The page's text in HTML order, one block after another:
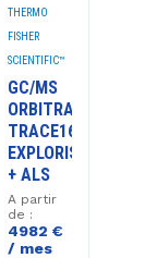
THERMO
FISHER
SCIENTIFIC™
GC/MS
ORBITRAP
TRACE1610/
EXPLORIS
+ ALS
A partir
de :
4982 €
/ mes